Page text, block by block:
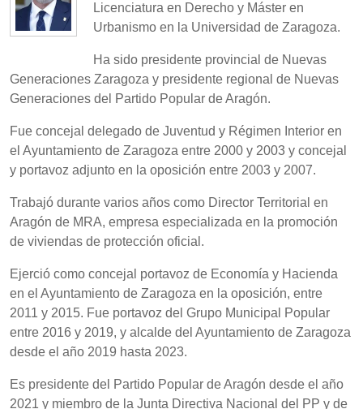
Licenciatura en Derecho y Máster en
Urbanismo en la Universidad de Zaragoza.
Ha sido presidente provincial de Nuevas
Generaciones Zaragoza y presidente regional de Nuevas
Generaciones del Partido Popular de Aragón.
Fue concejal delegado de Juventud y Régimen Interior en
el Ayuntamiento de Zaragoza entre 2000 y 2003 y concejal
y portavoz adjunto en la oposición entre 2003 y 2007.
Trabajó durante varios años como Director Territorial en
Aragón de MRA, empresa especializada en la promoción
de viviendas de protección oficial.
Ejerció como concejal portavoz de Economía y Hacienda
en el Ayuntamiento de Zaragoza en la oposición, entre
2011 y 2015. Fue portavoz del Grupo Municipal Popular
entre 2016 y 2019, y alcalde del Ayuntamiento de Zaragoza
desde el año 2019 hasta 2023.
Es presidente del Partido Popular de Aragón desde el año
2021 y miembro de la Junta Directiva Nacional del PP y de